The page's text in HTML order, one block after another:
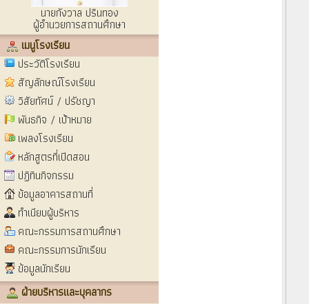
นายกังวาล ปรินทอง
ผู้อำนวยการสถานศึกษา
เมนูโรงเรียน
ประวัติโรงเรียน
สัญลักษณ์โรงเรียน
วิสัยทัศน์ / ปรัชญา
พันธกิจ / เป้าหมาย
เพลงโรงเรียน
หลักสูตรที่เปิดสอน
ปฏิทินกิจกรรม
ข้อมูลอาคารสถานที่
ทำเนียบผู้บริหาร
คณะกรรมการสถานศึกษา
คณะกรรมการนักเรียน
ข้อมูลนักเรียน
ฝ่ายบริหารและบุคลากร